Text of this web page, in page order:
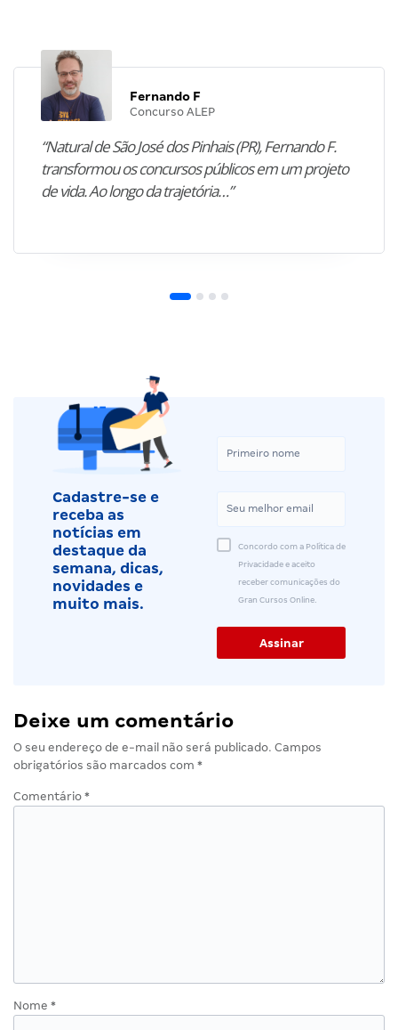
Fernando F
Concurso ALEP
“Natural de São José dos Pinhais (PR), Fernando F.
transformou os concursos públicos em um projeto
de vida. Ao longo da trajetória…”
Cadastre-se e
receba as
notícias em
destaque da
semana, dicas,
novidades e
muito mais.
Concordo com a Política de
Privacidade e aceito
receber comunicações do
Gran Cursos Online.
Deixe um comentário
O seu endereço de e-mail não será publicado. Campos
obrigatórios são marcados com *
Comentário *
Nome *